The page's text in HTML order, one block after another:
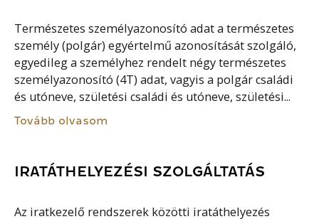
Természetes személyazonosító adat a természetes
személy (polgár) egyértelmű azonosítását szolgáló,
egyedileg a személyhez rendelt négy természetes
személyazonosító (4T) adat, vagyis a polgár családi
és utóneve, születési családi és utóneve, születési...
Tovább olvasom
IRATÁTHELYEZÉSI SZOLGÁLTATÁS
Az iratkezelő rendszerek közötti iratáthelyezés